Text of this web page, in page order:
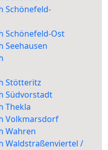
Schönefeld-
Schönefeld-Ost
Seehausen
Stötteritz
Südvorstadt
Thekla
Volkmarsdorf
Wahren
Waldstraßenviertel /